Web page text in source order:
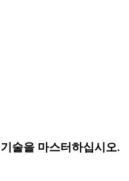
술을 마스터하십시오.